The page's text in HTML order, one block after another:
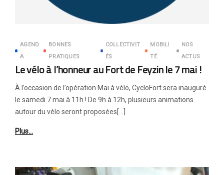
AGEND
A
BONNES
PRATIQUES
COLLECTIVIT
ÉS
MOBILI
TÉ
NOS
ACTUS
Le vélo à l’honneur au Fort de Feyzin le 7 mai !
À l’occasion de l’opération Mai à vélo, CycloFort sera inauguré
le samedi 7 mai à 11h ! De 9h à 12h, plusieurs animations
autour du vélo seront proposées[…]
Plus…